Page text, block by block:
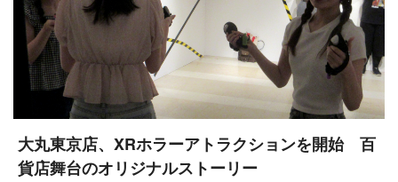
大丸東京店、XRホラーアトラクションを開始 百
貨店舞台のオリジナルストーリー